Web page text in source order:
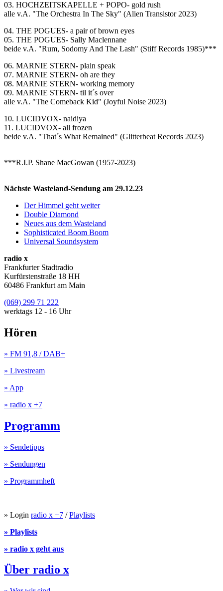
03. HOCHZEITSKAPELLE + POPO- gold rush
alle v.A. "The Orchestra In The Sky" (Alien Transistor 2023)
04. THE POGUES- a pair of brown eyes
05. THE POGUES- Sally Maclennane
beide v.A. "Rum, Sodomy And The Lash" (Stiff Records 1985)***
06. MARNIE STERN- plain speak
07. MARNIE STERN- oh are they
08. MARNIE STERN- working memory
09. MARNIE STERN- til it´s over
alle v.A. "The Comeback Kid" (Joyful Noise 2023)
10. LUCIDVOX- naidiya
11. LUCIDVOX- all frozen
beide v.A. "That´s What Remained" (Glitterbeat Records 2023)
***R.I.P. Shane MacGowan (1957-2023)
Nächste Wasteland-Sendung am 29.12.23
Der Himmel geht weiter
Double Diamond
Neues aus dem Wasteland
Sophisticated Boom Boom
Universal Soundsystem
radio x
Frankfurter Stadtradio
Kurfürstenstraße 18 HH
60486 Frankfurt am Main
(069) 299 71 222
werktags 12 - 16 Uhr
Hören
» FM 91,8 / DAB+
» Livestream
» App
» radio x +7
Programm
» Sendetipps
» Sendungen
» Programmheft
» Login radio x +7 /Playlists
» Playlists
» radio x geht aus
Über radio x